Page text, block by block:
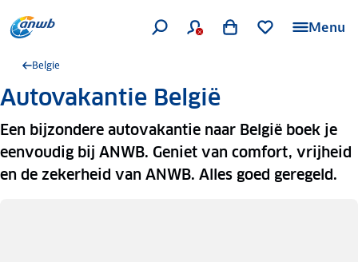
Menu
Belgie
Autovakantie België
Een bijzondere autovakantie naar België boek je
eenvoudig bij ANWB. Geniet van comfort, vrijheid
en de zekerheid van ANWB. Alles goed geregeld.